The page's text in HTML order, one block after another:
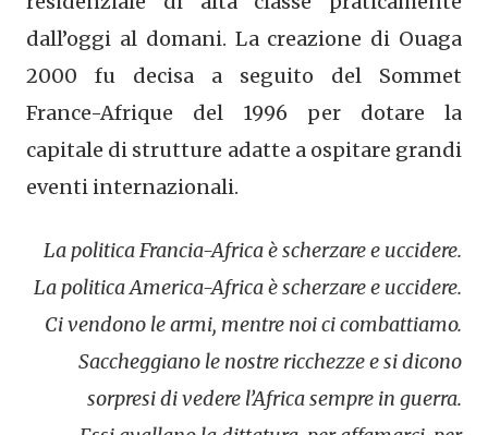
dall’oggi al domani. La creazione di Ouaga
2000 fu decisa a seguito del Sommet
France-Afrique del 1996 per dotare la
capitale di strutture adatte a ospitare grandi
eventi internazionali.
La politica Francia-Africa è scherzare e uccidere.
La politica America-Africa è scherzare e uccidere.
Ci vendono le armi, mentre noi ci combattiamo.
Saccheggiano le nostre ricchezze e si dicono
sorpresi di vedere l’Africa sempre in guerra.